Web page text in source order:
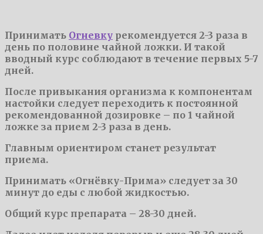
Принимать Огневку рекомендуется 2-3 раза в
день по половине чайной ложки. И такой
вводный курс соблюдают в течение первых 5-7
дней.
После привыкания организма к компонентам
настойки следует переходить к постоянной
рекомендованной дозировке – по 1 чайной
ложке за прием 2-3 раза в день.
Главным ориентиром станет результат
приема.
Принимать «Огнёвку-Прима» следует за 30
минут до еды с любой жидкостью.
Общий курс препарата – 28-30 дней.